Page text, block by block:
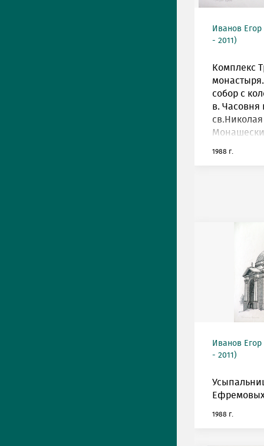
Иванов
- 2011)
Комплекс
собор с
в. Часовня
1988 г.
Иванов
- 2011)
1988 г.